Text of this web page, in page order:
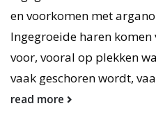
en voorkomen met
Ingegroeide haren komen
voor, vooral op plekken
vaak geschoren wordt,
read more